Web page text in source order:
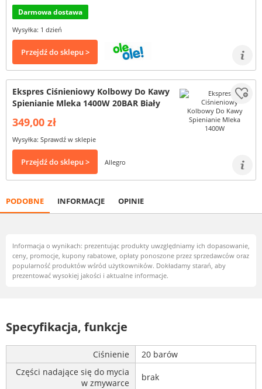
Darmowa dostawa
Wysyłka: 1 dzień
Przejdź do sklepu >
Ekspres Ciśnieniowy Kolbowy Do Kawy
Spienianie Mleka 1400W 20BAR Biały
349,00 zł
Wysyłka: Sprawdź w sklepie
Przejdź do sklepu > Allegro
PODOBNE INFORMACJE OPINIE
Informacja o wynikach: prezentując produkty uwzględniamy ich dopasowanie,
ceny, promocje, kupony rabatowe, opłaty ponoszone przez sprzedawców oraz
popularność produktów wśród użytkowników. Dokładamy starań, aby
prezentować wysokiej jakości i aktualne informacje.
Specyfikacja, funkcje
Ciśnienie
20 barów
Części nadające się do mycia
w zmywarce
brak